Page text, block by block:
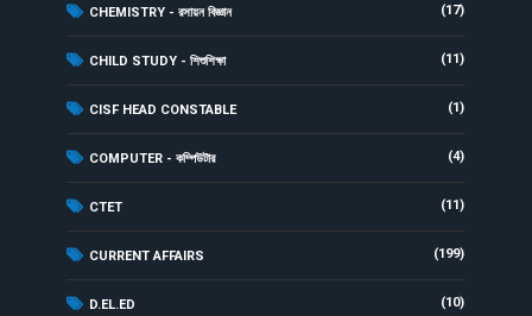
CHEMISTRY - রসায়ন বিজ্ঞান (17)
CHILD STUDY - শিশুশিক্ষা (11)
CISF HEAD CONSTABLE (1)
COMPUTER - কম্পিউটার (4)
CTET (11)
CURRENT AFFAIRS (199)
D.EL.ED (10)